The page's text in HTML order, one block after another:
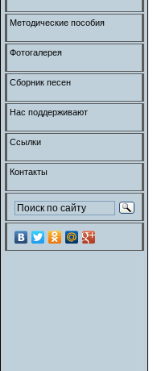
Методические пособия
Фотогалерея
Сборник песен
Нас поддерживают
Ссылки
Контакты